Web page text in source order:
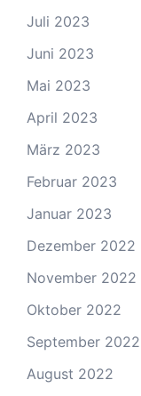
Juli 2023
Juni 2023
Mai 2023
April 2023
März 2023
Februar 2023
Januar 2023
Dezember 2022
November 2022
Oktober 2022
September 2022
August 2022